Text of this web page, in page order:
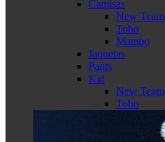
Camisas
New Team
Toho
Mambo
Jaquetas
Pants
Kid
New Team
Toho